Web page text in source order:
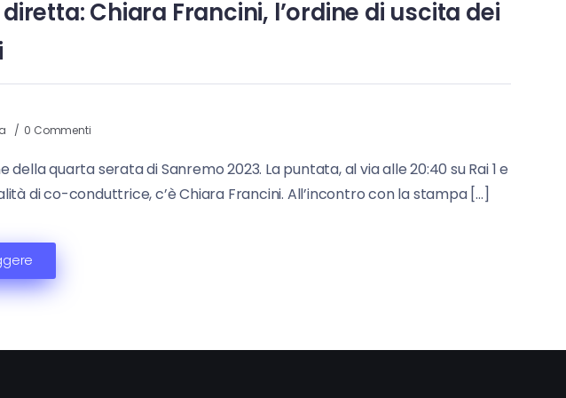
Chiara Francini, l’ordine di uscita dei
0 Commenti
quarta serata di Sanremo 2023. La puntata, al via alle 20:40 su Rai 1 e
di co-conduttrice, c’è Chiara Francini. All’incontro con la stampa […]